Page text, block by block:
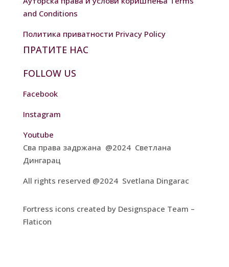
and Conditions
Политика приватности Privacy Policy
ПРАТИТЕ НАС
FOLLOW US
Facebook
Instagram
Youtube
Сва права задржана @2024 Светлана
Дингарац
All rights reserved @2024 Svetlana Dingarac
Fortress icons created by Designspace Team –
Flaticon